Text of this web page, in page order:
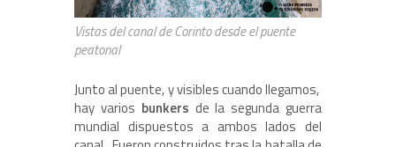
Vistas del canal de Corinto desde el puente
peatonal
Junto al puente, y visibles cuando llegamos,
hay varios bunkers de la segunda guerra
mundial dispuestos a ambos lados del